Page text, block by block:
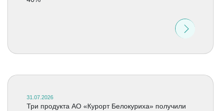
31.07.2026
Три продукта АО «Курорт Белокуриха» получили